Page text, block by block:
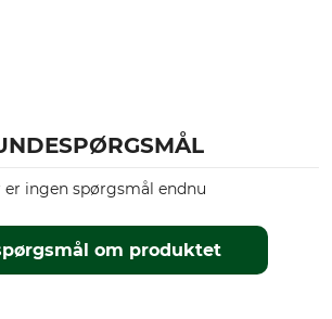
om produktet
er ingen spørgsmål endnu